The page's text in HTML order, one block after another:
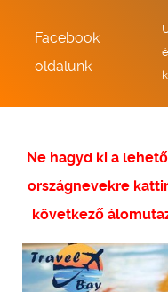
Facebook
oldalunk
Ne hagyd ki a
országnevekre
következő